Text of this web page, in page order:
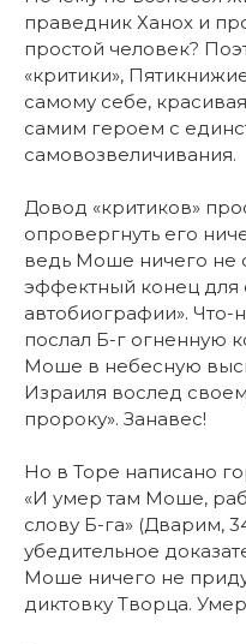
праведник Ханох и
простой человек?
«критики»,
самому себе,
самим героем с
самовозвеличивания.
Довод «критиков»
опровергнуть его
ведь Моше ничего не
эффектный конец для
автобиографии». Что-
послал Б-г огненную
Моше в небесную
Израиля вослед
пророку». Занавес!
Но в Торе написано
«И умер там Моше,
слову Б-га» (Дварим,
убедительное
Моше ничего не
диктовку Творца.